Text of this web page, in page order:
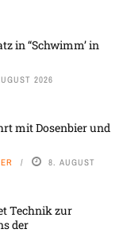
in “Schwimm’ in
2026
mit Dosenbier und
8. AUGUST
Technik zur
der